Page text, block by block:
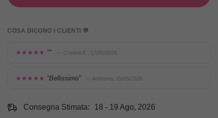
COSA DICONO I CLIENTI 💬
★★★★★ "" — Cristina E., 17/05/2026
★★★★★ "Bellissimo" — Andreina, 15/05/2026
Consegna Stimata:
18 - 19 Ago, 2026